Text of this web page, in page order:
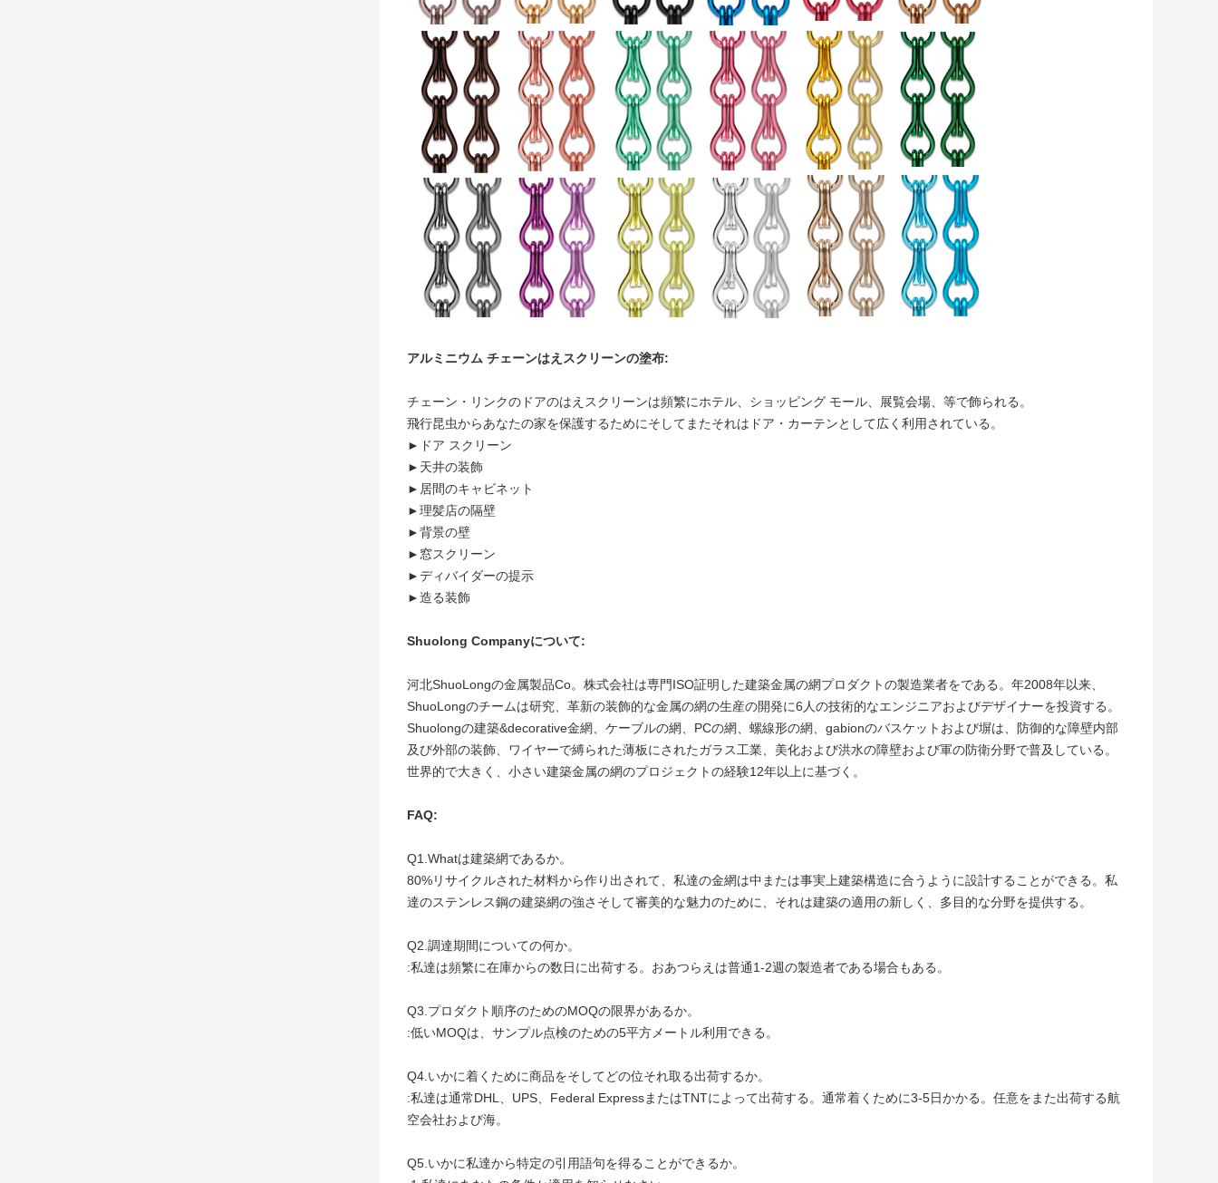
アルミニウム チェーンはえスクリーンの塗布:
チェーン・リンクのドアのはえスクリーンは頻繁にホテル、ショッピング モール、展覧会場、等で飾られる。
飛行昆虫からあなたの家を保護するためにそしてまたそれはドア・カーテンとして広く利用されている。
►ドア スクリーン
►天井の装飾
►居間のキャビネット
►理髪店の隔壁
►背景の壁
►窓スクリーン
►ディバイダーの提示
►造る装飾
Shuolong Companyについて:
河北ShuoLongの金属製品Co。株式会社は専門ISO証明した建築金属の網プロダクトの製造業者をである。年2008年以来、
ShuoLongのチームは研究、革新の装飾的な金属の網の生産の開発に6人の技術的なエンジニアおよびデザイナーを投資する。
Shuolongの建築&decorative金網、ケーブルの網、PCの網、螺線形の網、gabionのバスケットおよび塀は、防御的な障壁内部
及び外部の装飾、ワイヤーで縛られた薄板にされたガラス工業、美化および洪水の障壁および軍の防衛分野で普及している。
世界的で大きく、小さい建築金属の網のプロジェクトの経験12年以上に基づく。
FAQ:
Q1.Whatは建築網であるか。
80%リサイクルされた材料から作り出されて、私達の金網は中または事実上建築構造に合うように設計することができる。私
達のステンレス鋼の建築網の強さそして審美的な魅力のために、それは建築の適用の新しく、多目的な分野を提供する。
Q2.調達期間についての何か。
:私達は頻繁に在庫からの数日に出荷する。おあつらえは普通1-2週の製造者である場合もある。
Q3.プロダクト順序のためのMOQの限界があるか。
:低いMOQは、サンプル点検のための5平方メートル利用できる。
Q4.いかに着くために商品をそしてどの位それ取る出荷するか。
:私達は通常DHL、UPS、Federal ExpressまたはTNTによって出荷する。通常着くために3-5日かかる。任意をまた出荷する航
空会社および海。
Q5.いかに私達から特定の引用語句を得ることができるか。